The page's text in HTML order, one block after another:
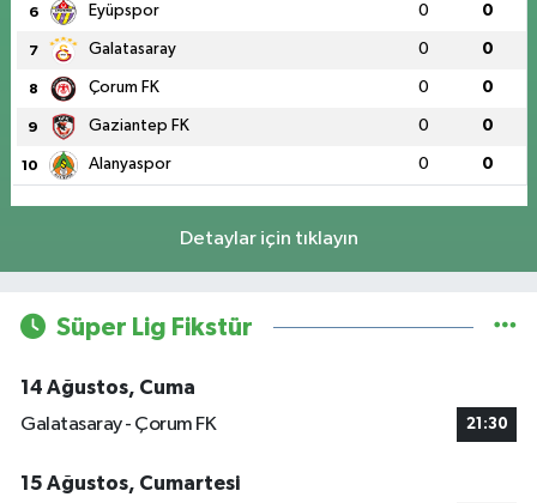
6 Eyüpspor 0 0
7 Galatasaray 0 0
8 Çorum FK 0 0
9 Gaziantep FK 0 0
10 Alanyaspor 0 0
Detaylar için tıklayın
Süper Lig Fikstür
14 Ağustos, Cuma
Galatasaray - Çorum FK
21:30
15 Ağustos, Cumartesi